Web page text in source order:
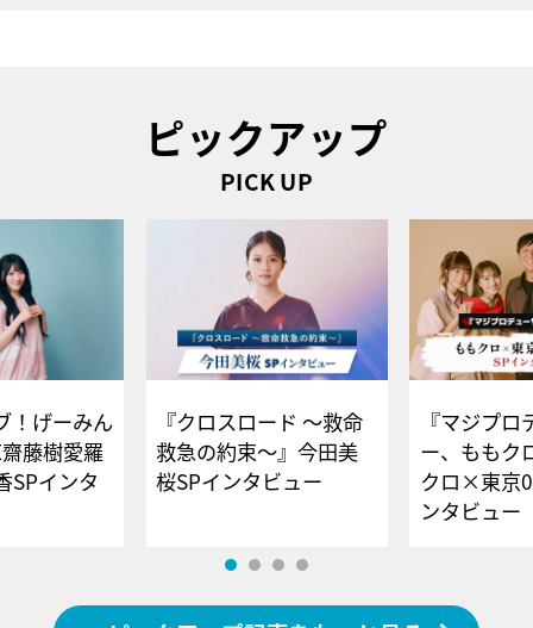
ピックアップ
PICK UP
！げーみん
藤樹愛羅
SPインタ
『クロスロード ～救命
救急の約束～』今田美
桜SPインタビュー
『マジプロ
ー、ももク
クロ×東京
ンタビュー